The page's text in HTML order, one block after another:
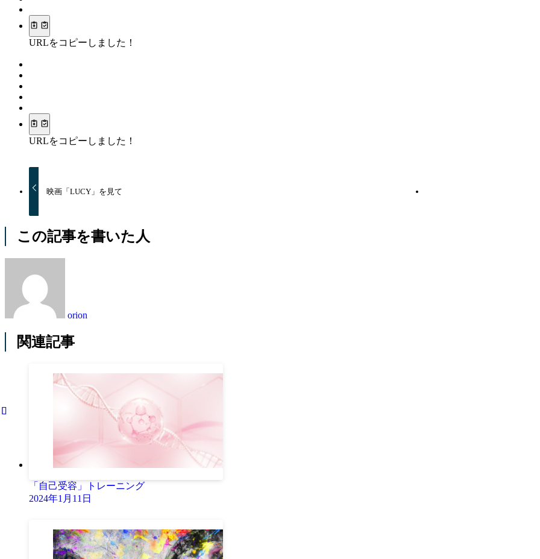
URLをコピーしました！
URLをコピーしました！
映画「LUCY」を見て
この記事を書いた人
orion
関連記事
「自己受容」トレーニング
2024年1月11日